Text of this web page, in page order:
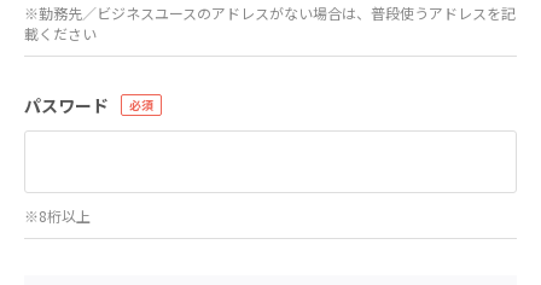
※勤務先／ビジネスユースのアドレスがない場合は、普段使うアドレスを記
載ください
パスワード
※8桁以上